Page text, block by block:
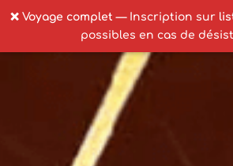
❌ Voyage complet — Inscription sur
possibles en cas de